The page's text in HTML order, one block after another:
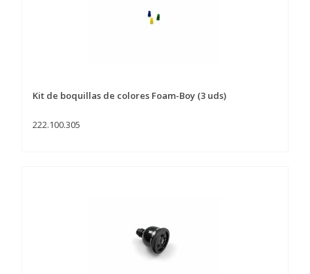
Kit de boquillas de colores Foam-Boy (3 uds)
222.100.305